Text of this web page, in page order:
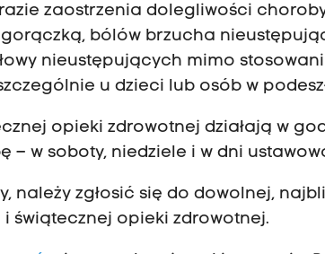
zaostrzenia dolegliwości
bólów brzucha
nieustępujących mimo
u dzieci lub osób w
opieki zdrowotnej działają w
– w soboty, niedziele i w dni
należy zgłosić się do dowolnej,
świątecznej opieki zdrowotnej.